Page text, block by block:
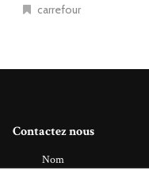
carrefour
Contactez nous
Nom